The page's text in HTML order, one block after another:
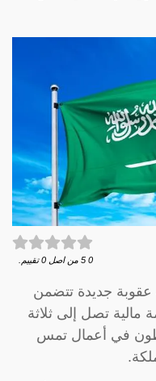
0
5 من اصل 0 تقييم.
عقوبة جديدة تتضمن
تصل إلى ثلاثة
في أعمال تمس